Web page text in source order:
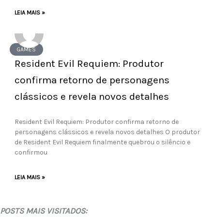
LEIA MAIS »
GAMES
Resident Evil Requiem: Produtor
confirma retorno de personagens
clássicos e revela novos detalhes
Resident Evil Requiem: Produtor confirma retorno de
personagens clássicos e revela novos detalhes O produtor
de Resident Evil Requiem finalmente quebrou o silêncio e
confirmou
LEIA MAIS »
POSTS MAIS VISITADOS: